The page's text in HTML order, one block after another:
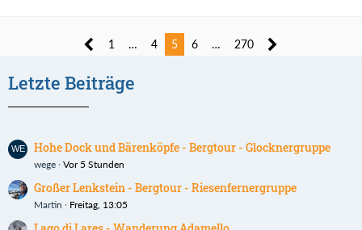
1 … 4 5 6 … 270
Letzte Beiträge
Hohe Dock und Bärenköpfe - Bergtour - Glocknergruppe
wege Vor 5 Stunden
Großer Lenkstein - Bergtour - Riesenfernergruppe
Martin Freitag, 13:05